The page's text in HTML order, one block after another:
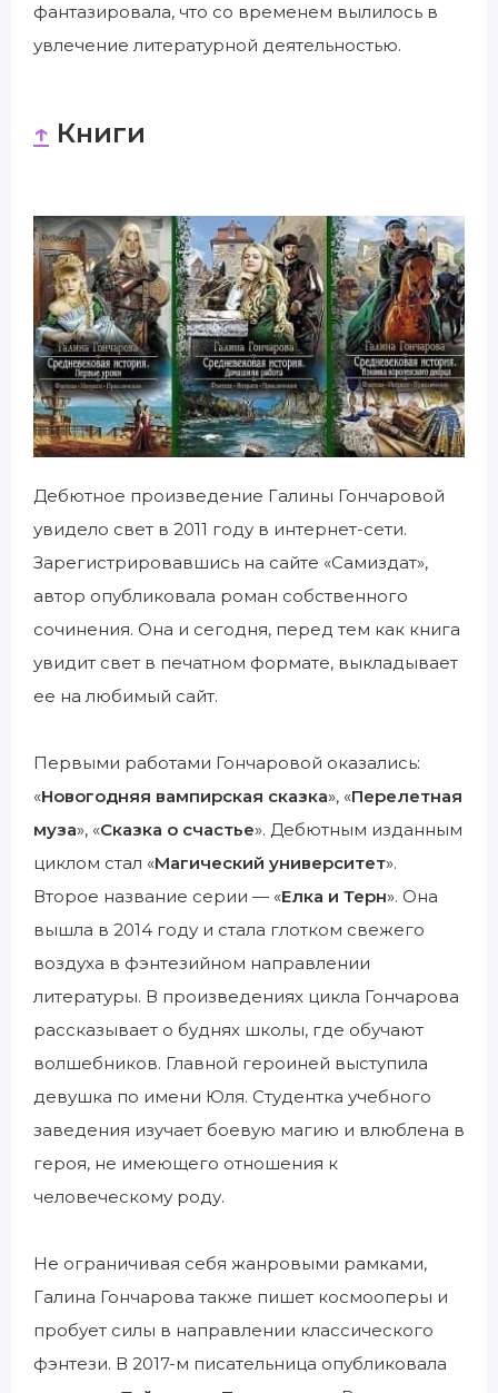
фантазировала, что со временем вылилось в
увлечение литературной деятельностью.
↑ Книги
Дебютное произведение Галины Гончаровой
увидело свет в 2011 году в интернет-сети.
Зарегистрировавшись на сайте «Самиздат»,
автор опубликовала роман собственного
сочинения. Она и сегодня, перед тем как книга
увидит свет в печатном формате, выкладывает
ее на любимый сайт.
Первыми работами Гончаровой оказались:
«Новогодняя вампирская сказка», «Перелетная
муза», «Сказка о счастье». Дебютным изданным
циклом стал «Магический университет».
Второе название серии — «Елка и Терн». Она
вышла в 2014 году и стала глотком свежего
воздуха в фэнтезийном направлении
литературы. В произведениях цикла Гончарова
рассказывает о буднях школы, где обучают
волшебников. Главной героиней выступила
девушка по имени Юля. Студентка учебного
заведения изучает боевую магию и влюблена в
героя, не имеющего отношения к
человеческому роду.
Не ограничивая себя жанровыми рамками,
Галина Гончарова также пишет космооперы и
пробует силы в направлении классического
фэнтези. В 2017-м писательница опубликовала